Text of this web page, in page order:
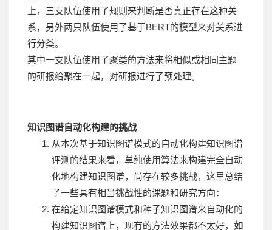
上，三支队伍使用了规则来判断是否真正存在这种关
系，另外两只队伍使用了基于BERT的模型来对关系进
行分类。
其中一支队伍使用了聚类的方法来将相似或相同主题
的研报给聚在一起，对研报进行了预处理。
知识图谱自动化构建的挑战
从本次基于知识图谱模式的自动化构建知识图谱
评测的结果来看，单纯使用算法来构建完全自动
化地构建知识图谱，尚存在较多挑战，这里总结
了一些具有相当挑战性的课题和研究方向：
在给定知识图谱模式和种子知识图谱来自动化的
构建知识图谱上，现有的方法效果都不太好， 如